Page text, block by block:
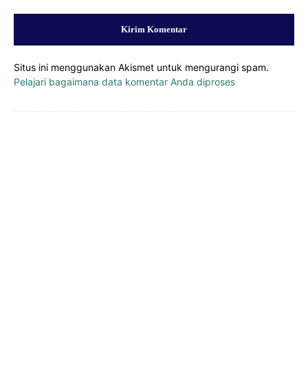
Situs ini menggunakan Akismet untuk mengurangi spam.
Pelajari bagaimana data komentar Anda diproses